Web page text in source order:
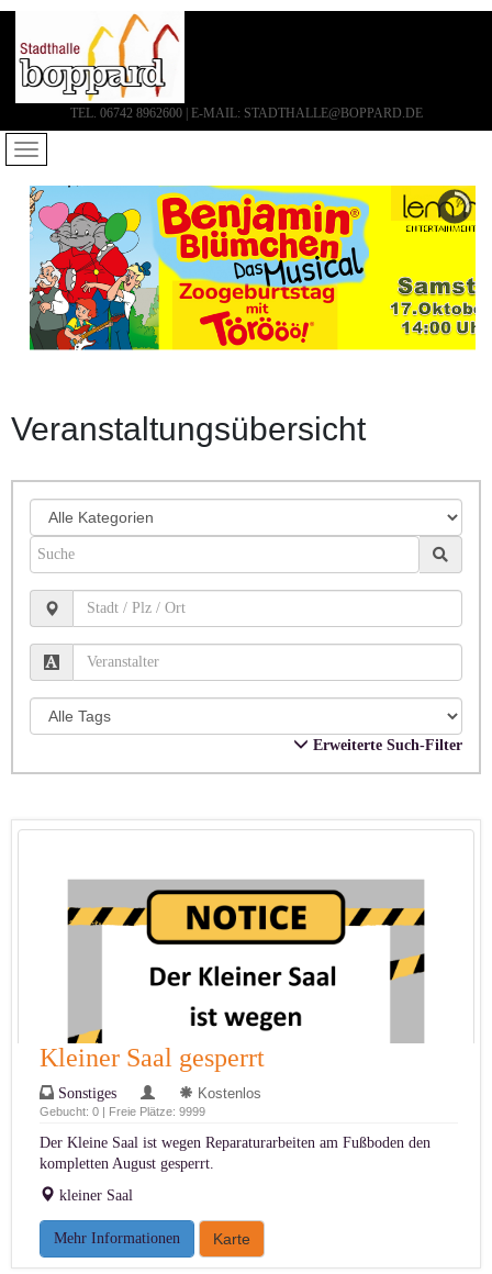
TEL. 06742 8962600 | E-MAIL: STADTHALLE@BOPPARD.DE
Veranstaltungsübersicht
Erweiterte Such-Filter
Kleiner Saal gesperrt
Sonstiges Kostenlos
Gebucht: 0 | Freie Plätze: 9999
Der Kleine Saal ist wegen Reparaturarbeiten am Fußboden den
kompletten August gesperrt.
kleiner Saal
Mehr Informationen Karte